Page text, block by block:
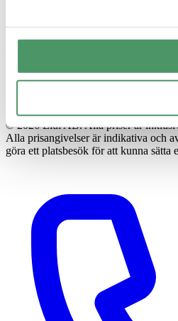
© 2026 Elui AB. Alla priser är
Alla prisangivelser är indikativa och
göra ett platsbesök för att kunna sätta